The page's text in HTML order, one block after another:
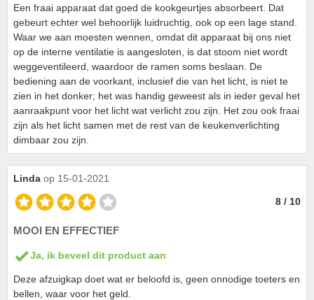
Een fraai apparaat dat goed de kookgeurtjes absorbeert. Dat
gebeurt echter wel behoorlijk luidruchtig, ook op een lage stand.
Waar we aan moesten wennen, omdat dit apparaat bij ons niet
op de interne ventilatie is aangesloten, is dat stoom niet wordt
weggeventileerd, waardoor de ramen soms beslaan. De
bediening aan de voorkant, inclusief die van het licht, is niet te
zien in het donker; het was handig geweest als in ieder geval het
aanraakpunt voor het licht wat verlicht zou zijn. Het zou ook fraai
zijn als het licht samen met de rest van de keukenverlichting
dimbaar zou zijn.
Linda op 15-01-2021
8 / 10
MOOI EN EFFECTIEF
Ja, ik beveel dit product aan
Deze afzuigkap doet wat er beloofd is, geen onnodige toeters en
bellen, waar voor het geld.